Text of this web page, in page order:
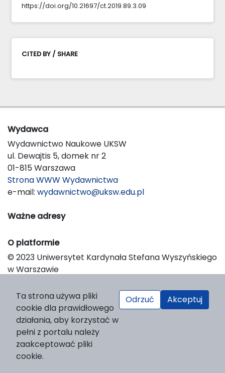
https://doi.org/10.21697/ct.2019.89.3.09
CITED BY / SHARE
Wydawca
Wydawnictwo Naukowe UKSW
ul. Dewajtis 5, domek nr 2
01-815 Warszawa
Strona WWW Wydawnictwa
e-mail: wydawnictwo@uksw.edu.pl
Ważne adresy
O platformie
© 2023 Uniwersytet Kardynała Stefana Wyszyńskiego
w Warszawie
Platform & Workflow by OJS/PKP
Ta strona używa pliki
cookie dla prawidłowego
działania, aby korzystać w
pełni z portalu należy
zaakceptować pliki
cookie.
Odrzuć Akceptuj